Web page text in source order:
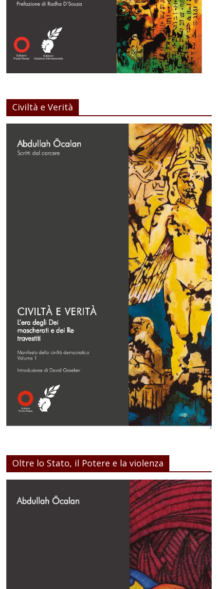
Civiltà e Verità
Oltre lo Stato, il Potere e la violenza